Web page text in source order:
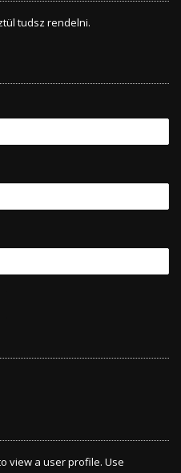
tudsz rendelni.
view a user profile. Use